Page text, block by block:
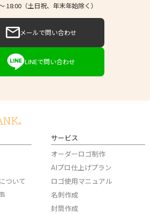
18:00（土日祝、年末年始除く）
メールで問い合わせ
LINEで問い合わせ
ついて
サービス
オーダーロゴ制作
AIプロ仕上げプラン
ロゴ使用マニュアル
名刺作成
封筒作成